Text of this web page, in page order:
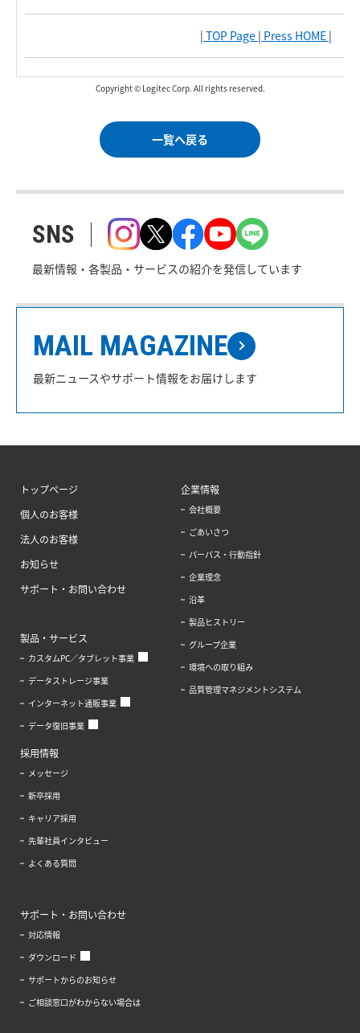
| TOP Page | Press HOME |
Copyright © Logitec Corp. All rights reserved.
一覧へ戻る
SNS
最新情報・各製品・サービスの紹介を発信しています
MAIL MAGAZINE
最新ニュースやサポート情報をお届けします
トップページ
個人のお客様
法人のお客様
お知らせ
サポート・お問い合わせ
製品・サービス
カスタムPC／タブレット事業
データストレージ事業
インターネット通販事業
データ復旧事業
企業情報
会社概要
ごあいさつ
パーパス・行動指針
企業理念
沿革
製品ヒストリー
グループ企業
環境への取り組み
品質管理マネジメントシステム
採用情報
メッセージ
新卒採用
キャリア採用
先輩社員インタビュー
よくある質問
サポート・お問い合わせ
対応情報
ダウンロード
サポートからのお知らせ
ご相談窓口がわからない場合は